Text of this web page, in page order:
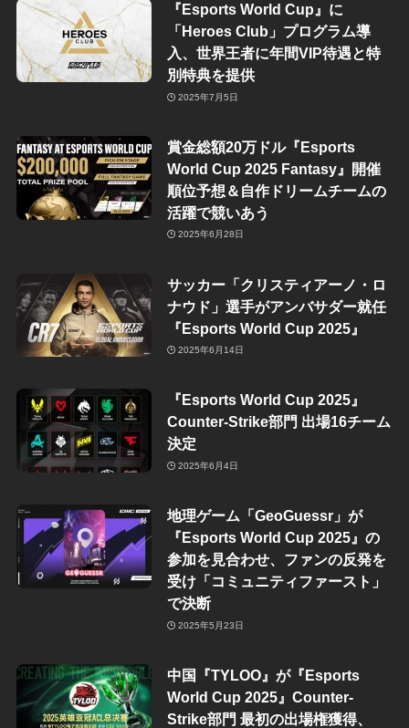
『Esports World Cup』に
「Heroes Club」プログラム導
入、世界王者に年間VIP待遇と特
別特典を提供
2025年7月5日
賞金総額20万ドル『Esports
World Cup 2025 Fantasy』開催
順位予想＆自作ドリームチームの
活躍で競いあう
2025年6月28日
サッカー「クリスティアーノ・ロ
ナウド」選手がアンバサダー就任
『Esports World Cup 2025』
2025年6月14日
『Esports World Cup 2025』
Counter-Strike部門 出場16チーム
決定
2025年6月4日
地理ゲーム「GeoGuessr」が
『Esports World Cup 2025』の
参加を見合わせ、ファンの反発を
受け「コミュニティファースト」
で決断
2025年5月23日
中国『TYLOO』が『Esports
World Cup 2025』Counter-
Strike部門 最初の出場権獲得、